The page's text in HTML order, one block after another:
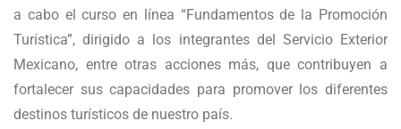
a cabo el curso en línea “Fundamentos de la Promoción
Turística”, dirigido a los integrantes del Servicio Exterior
Mexicano, entre otras acciones más, que contribuyen a
fortalecer sus capacidades para promover los diferentes
destinos turísticos de nuestro país.